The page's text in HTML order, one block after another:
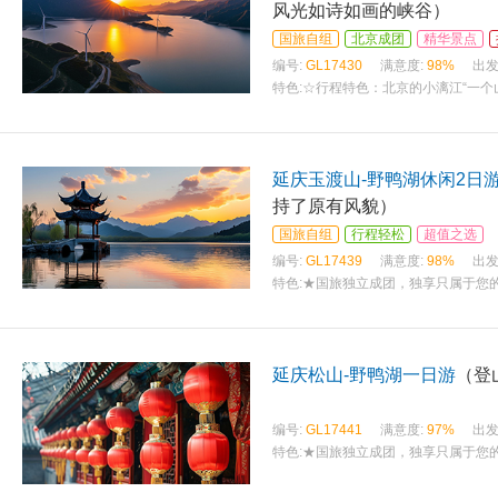
风光如诗如画的峡谷）
国旅自组 北京成团 精华景点
编号: GL17430 满意度: 98%
出
特色:☆行程特色：北京的小漓江“一
延庆玉渡山-野鸭湖休闲2日
持了原有风貌）
国旅自组 行程轻松
超值之选
编号: GL17439 满意度: 98%
出
特色:★国旅独立成团，独享只属于您
延庆松山-野鸭湖一日游 （
编号: GL17441 满意度: 97%
出
特色:★国旅独立成团，独享只属于您